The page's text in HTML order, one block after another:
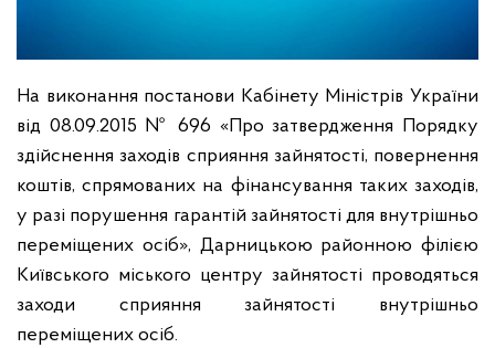
На виконання постанови Кабінету Міністрів України
від 08.09.2015 № 696 «Про затвердження Порядку
здійснення заходів сприяння зайнятості, повернення
коштів, спрямованих на фінансування таких заходів,
у разі порушення гарантій зайнятості для внутрішньо
переміщених осіб», Дарницькою районною філією
Київського міського центру зайнятості проводяться
заходи сприяння зайнятості внутрішньо
переміщених осіб.